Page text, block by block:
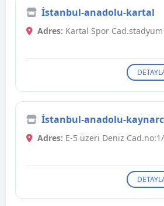
İstanbul-anadolu-kartal
Adres: Kartal Spor Cad.stadyum
İstanbul-anadolu-
Adres: E-5 üzeri Deniz